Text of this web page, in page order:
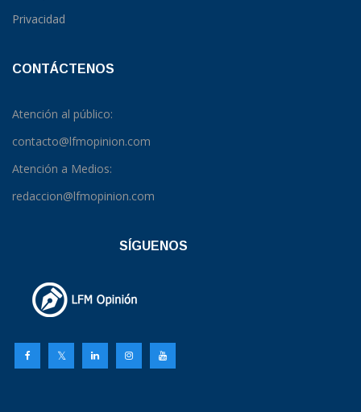
Privacidad
CONTÁCTENOS
Atención al público:
contacto@lfmopinion.com
Atención a Medios:
redaccion@lfmopinion.com
SÍGUENOS